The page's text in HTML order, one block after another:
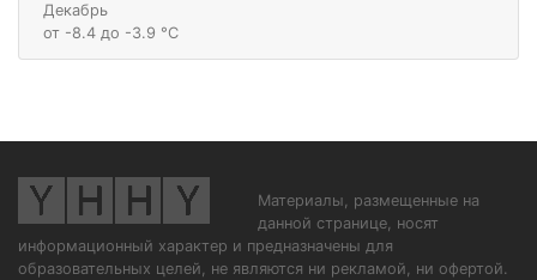
Декабрь
от -8.4 до -3.9 °С
Материалы, размещенные на
данной странице, носят
информационный характер и предназначены для
образовательных целей, не являются ни рекламой, ни офертой.